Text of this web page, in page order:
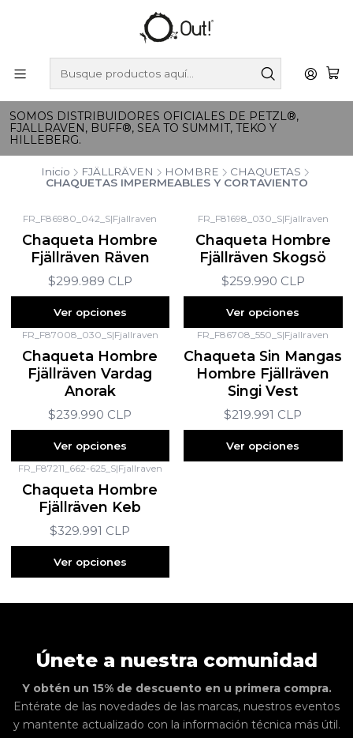
SOMOS DISTRIBUIDORES OFICIALES DE PETZL®,
FJALLRAVEN, BUFF®, SEA TO SUMMIT, TEKO Y
HILLEBERG.
Inicio FJÄLLRÄVEN HOMBRE
CHAQUETAS
CHAQUETAS IMPERMEABLES Y CORTAVIENTO
FR_F86980_042_S|Fjallraven
Chaqueta Hombre
Fjällräven Räven
$299.989 CLP
Ver opciones
FR_F81698_030_S|Fjallraven
Chaqueta Hombre
Fjällräven Skogsö
$259.990 CLP
Ver opciones
FR_F87008_030_S|Fjallraven
Chaqueta Hombre
Fjällräven Vardag
Anorak
$239.990 CLP
Ver opciones
FR_F86708_550_S|Fjallraven
Chaqueta Sin Mangas
Hombre Fjällräven
Singi Vest
$219.991 CLP
Ver opciones
FR_F87211_662-625_S|Fjallraven
Chaqueta Hombre
Fjällräven Keb
$329.991 CLP
Ver opciones
Únete a nuestra comunidad
Y obtén un 15% de descuento en u primera compra.
Entérate de las novedades de las marcas, nuestros eventos
y mantente actualizado con la información técnica más útil.